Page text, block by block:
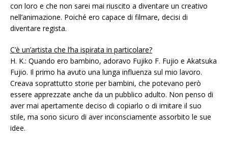
con loro e che non sarei mai riuscito a diventare un creativo
nell’animazione. Poiché ero capace di filmare, decisi di
diventare regista.
C’è un’artista che l’ha ispirata in particolare?
H. K.: Quando ero bambino, adoravo Fujiko F. Fujio e Akatsuka
Fujio. Il primo ha avuto una lunga influenza sul mio lavoro.
Creava soprattutto storie per bambini, che potevano però
essere apprezzate anche da un pubblico adulto. Non penso di
aver mai apertamente deciso di copiarlo o di imitare il suo
stile, ma sono sicuro di aver inconsciamente assorbito le sue
idee.